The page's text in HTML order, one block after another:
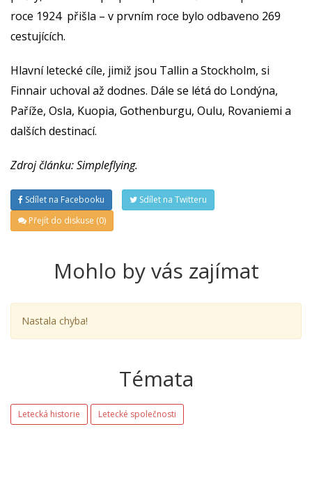
roce 1924 přišla – v prvním roce bylo odbaveno 269
cestujících.
Hlavní letecké cíle, jimiž jsou Tallin a Stockholm, si
Finnair uchoval až dodnes. Dále se létá do Londýna,
Paříže, Osla, Kuopia, Gothenburgu, Oulu, Rovaniemi a
dalších destinací.
Zdroj článku: Simpleflying.
Sdílet na Facebooku
Sdílet na Twitteru
Přejít do diskuse (0)
Mohlo by vás zajímat
Nastala chyba!
Témata
Letecká historie Letecké společnosti